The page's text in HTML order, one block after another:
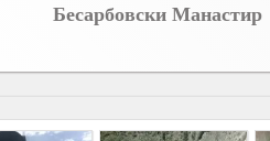
Бесарбовски Манастир